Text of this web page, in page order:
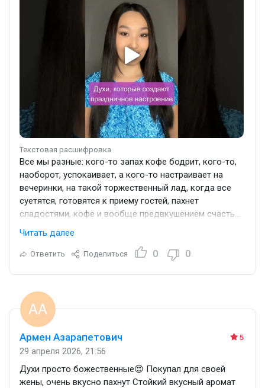
Текстовая расшифровка
Все мы разные: кого-то запах кофе бодрит, кого-то,
наоборот, успокаивает, а кого-то настраивает на
вечеринки, на такой торжественный лад, когда все
суетятся, готовятся к приему гостей, пахнет
сладостями, кофе и вообще предвкушением счастья.
Вот этот аромат я люблю носить, когда душа хочет
праздника. Здесь есть то, что мне нравится: чашка
того самого вкусного кофе, лимонный тортик со
Кстати, одним из авторов этого аромата стал самый
модный парфюмер современности Квентин Биш. Это
он создал «Наркотический цветок», «Ганимед»,
«Делину» и многие другие хиты. А как же называется
этот парфюм с туберозой и кофе? Carolina Herrera
Good Girl - «Хорошая девочка».
Читать далее
Ответить Поделиться 0 0
5
Армен Азарапетович
29 апреля 2026, 21:56
Духи просто божественные😍 Покупал для своей
жены, очень вкусно пахнут Стойкий вкусный аромат